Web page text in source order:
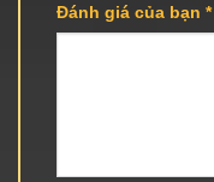
Đánh giá của bạn *